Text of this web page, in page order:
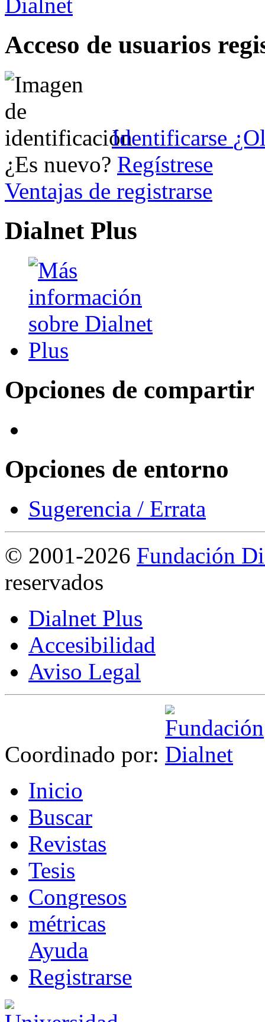
Acceso de usuarios
Identificarse
¿Es nuevo? Regístrese
Ventajas de registrarse
Dialnet Plus
Opciones de compartir
Opciones de entorno
Sugerencia / Errata
© 2001-2026 Fundación
reservados
Dialnet Plus
Accesibilidad
Aviso Legal
Coordinado por:
Inicio
Buscar
Revistas
Tesis
Congresos
métricas
Ayuda
Registrarse